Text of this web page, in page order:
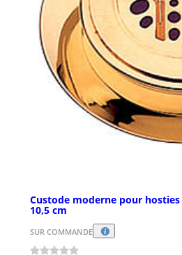
Custode moderne pour
10,5 cm
SUR COMMANDE